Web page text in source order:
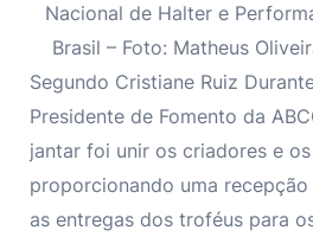
Nacional de Halter e
Brasil – Foto: Matheus
Segundo Cristiane Ruiz
Presidente de Fomento da
jantar foi unir os criadores e
proporcionando uma recepção
as entregas dos troféus para